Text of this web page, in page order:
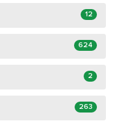
12
624
2
263